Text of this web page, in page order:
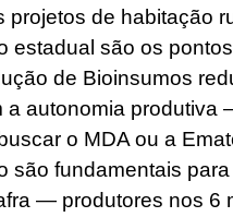
projetos de habitação
estadual são os
de Bioinsumos
a autonomia produtiva
o MDA ou a
são fundamentais
— produtores nos 6